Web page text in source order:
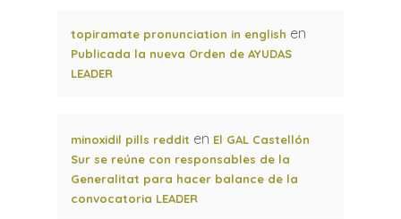
topiramate pronunciation in english en
Publicada la nueva Orden de AYUDAS
LEADER
minoxidil pills reddit en El GAL Castellón
Sur se reúne con responsables de la
Generalitat para hacer balance de la
convocatoria LEADER